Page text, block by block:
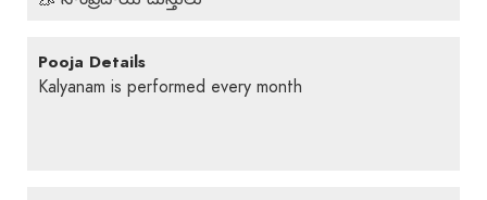
Pooja Details
Kalyanam is performed every month